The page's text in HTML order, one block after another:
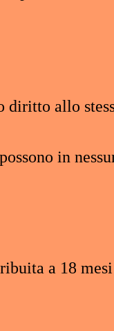
diritto allo
in
a 18